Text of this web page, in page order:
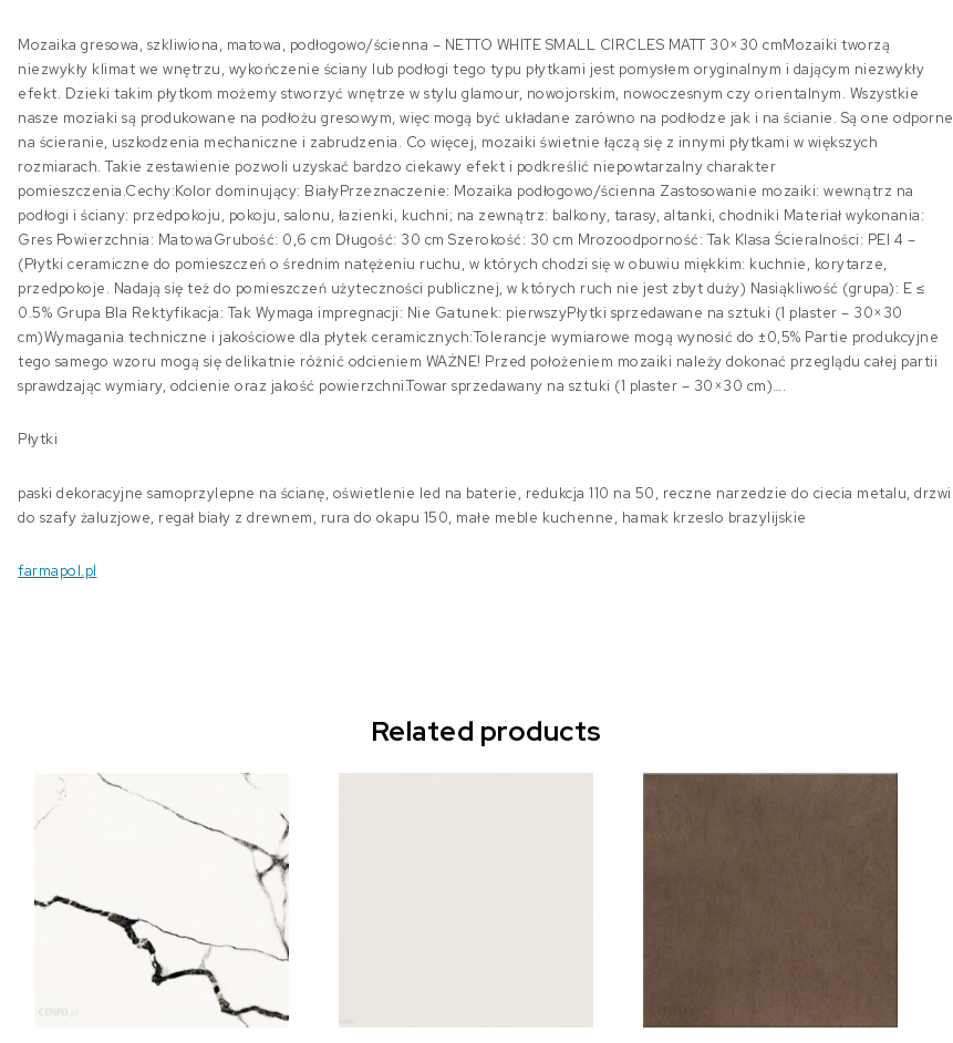
Mozaika gresowa, szkliwiona, matowa, podłogowo/ścienna – NETTO WHITE SMALL CIRCLES MATT 30×30 cmMozaiki tworzą
niezwykły klimat we wnętrzu, wykończenie ściany lub podłogi tego typu płytkami jest pomysłem oryginalnym i dającym niezwykły
efekt. Dzieki takim płytkom możemy stworzyć wnętrze w stylu glamour, nowojorskim, nowoczesnym czy orientalnym. Wszystkie
nasze moziaki są produkowane na podłożu gresowym, więc mogą być układane zarówno na podłodze jak i na ścianie. Są one odporne
na ścieranie, uszkodzenia mechaniczne i zabrudzenia. Co więcej, mozaiki świetnie łączą się z innymi płytkami w większych
rozmiarach. Takie zestawienie pozwoli uzyskać bardzo ciekawy efekt i podkreślić niepowtarzalny charakter
pomieszczenia.Cechy:Kolor dominujący: BiałyPrzeznaczenie: Mozaika podłogowo/ścienna Zastosowanie mozaiki: wewnątrz na
podłogi i ściany: przedpokoju, pokoju, salonu, łazienki, kuchni; na zewnątrz: balkony, tarasy, altanki, chodniki Materiał wykonania:
Gres Powierzchnia: MatowaGrubość: 0,6 cm Długość: 30 cm Szerokość: 30 cm Mrozoodporność: Tak Klasa Ścieralności: PEI 4 –
(Płytki ceramiczne do pomieszczeń o średnim natężeniu ruchu, w których chodzi się w obuwiu miękkim: kuchnie, korytarze,
przedpokoje. Nadają się też do pomieszczeń użyteczności publicznej, w których ruch nie jest zbyt duży) Nasiąkliwość (grupa): E ≤
0.5% Grupa BIa Rektyfikacja: Tak Wymaga impregnacji: Nie Gatunek: pierwszyPłytki sprzedawane na sztuki (1 plaster – 30×30
cm)Wymagania techniczne i jakościowe dla płytek ceramicznych:Tolerancje wymiarowe mogą wynosić do ±0,5% Partie produkcyjne
tego samego wzoru mogą się delikatnie różnić odcieniem WAŻNE! Przed położeniem mozaiki należy dokonać przeglądu całej partii
sprawdzając wymiary, odcienie oraz jakość powierzchni.Towar sprzedawany na sztuki (1 plaster – 30×30 cm)….
Płytki
paski dekoracyjne samoprzylepne na ścianę, oświetlenie led na baterie, redukcja 110 na 50, reczne narzedzie do ciecia metalu, drzwi
do szafy żaluzjowe, regał biały z drewnem, rura do okapu 150, małe meble kuchenne, hamak krzeslo brazylijskie
farmapol.pl
Related products